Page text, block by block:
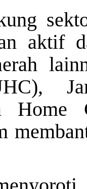
aktif
Home